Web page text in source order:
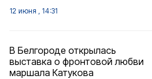
12 июня , 14:31
В Белгороде открылась
выставка о фронтовой любви
маршала Катукова